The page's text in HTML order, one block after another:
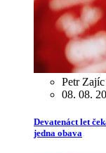
Petr Zajíc
08. 08.
Devatenáct let
jedna obava